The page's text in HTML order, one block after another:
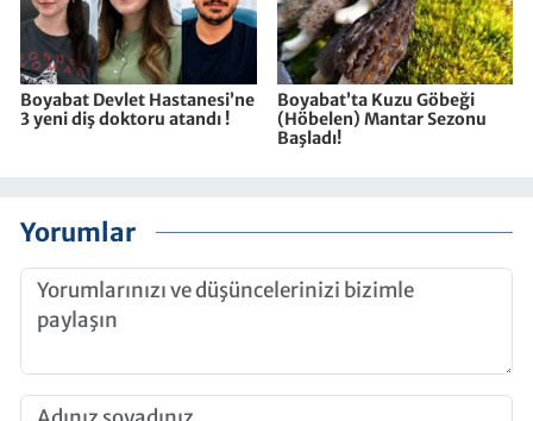
Boyabat Devlet Hastanesi’ne
3 yeni diş doktoru atandı !
Boyabat’ta Kuzu Göbeği
(Höbelen) Mantar Sezonu
Başladı!
Yorumlar